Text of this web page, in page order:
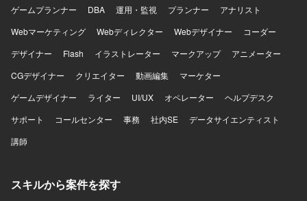
ゲームプランナー
DBA 運用・監視 プランナー
アナリスト
Webマーケティング
Webディレクター Webデザイナー
コーダー
デザイナー
Flash イラストレーター マークアップ
アニメーター
CGデザイナー
クリエイター 動画編集
マーケター
ゲームデザイナー
ライター UI/UX オペレーター
ヘルプデスク
サポート
コールセンター 事務 社内SE
データサイエンティスト
講師
スキルから案件を探す